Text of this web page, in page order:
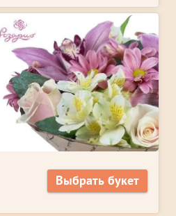
Выбрать букет